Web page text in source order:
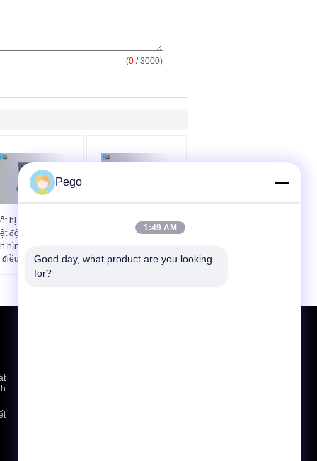
(0 / 3000)
bị kiểm tra tăng
độ cắm pin 40
hình kỹ thuật số có
điều chỉnh
220 Bộ kiểm tra giữ dây
điện áp để kiểm tra dây
Pego
1:49 AM
Good day, what product are you looking
for?